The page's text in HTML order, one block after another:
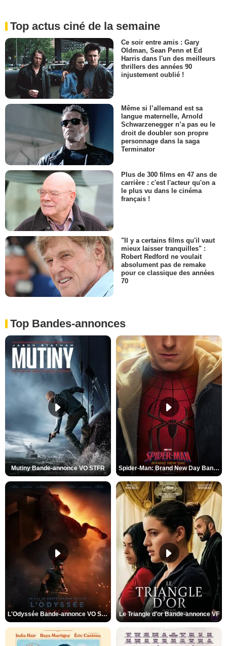
Top actus ciné de la semaine
Ce soir entre amis : Gary
Oldman, Sean Penn et Ed
Harris dans l'un des meilleurs
thrillers des années 90
injustement oublié !
Même si l’allemand est sa
langue maternelle, Arnold
Schwarzenegger n’a pas eu le
droit de doubler son propre
personnage dans la saga
Terminator
Plus de 300 films en 47 ans de
carrière : c'est l'acteur qu'on a
le plus vu dans le cinéma
français !
"Il y a certains films qu'il vaut
mieux laisser tranquilles" :
Robert Redford ne voulait
absolument pas de remake
pour ce classique des années
70
Top Bandes-annonces
Mutiny Bande-annonce VO STFR Spider-Man: Brand New Day Bande-annonce VO STFR
L'Odyssée Bande-annonce VO STFR Le Triangle d'or Bande-annonce VF